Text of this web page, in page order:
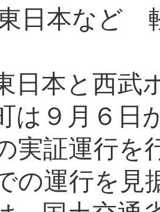
日本など
日本と西武
は９月６日
実証運行を
の運行を見